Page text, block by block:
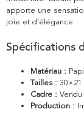
apporte une
joie et d'élégance.
Spécifications
Matériau :
Tailles :
Cadre :
Production :